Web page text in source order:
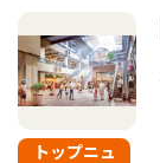
トップニュ